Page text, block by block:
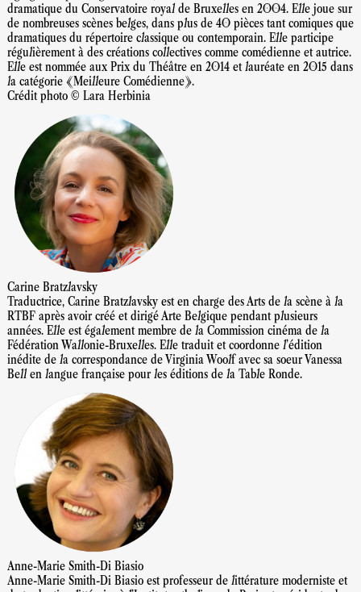
dramatique du Conservatoire royal de Bruxelles en 2004. Elle joue sur
de nombreuses scènes belges, dans plus de 40 pièces tant comiques que
dramatiques du répertoire classique ou contemporain. Elle participe
régulièrement à des créations collectives comme comédienne et autrice.
Elle est nommée aux Prix du Théâtre en 2014 et lauréate en 2015 dans
la catégorie «Meilleure Comédienne».
Crédit photo © Lara Herbinia
Carine Bratzlavsky
Traductrice, Carine Bratzlavsky est en charge des Arts de la scène à la
RTBF après avoir créé et dirigé Arte Belgique pendant plusieurs
années. Elle est également membre de la Commission cinéma de la
Fédération Wallonie-Bruxelles. Elle traduit et coordonne l’édition
inédite de la correspondance de Virginia Woolf avec sa soeur Vanessa
Bell en langue française pour les éditions de la Table Ronde.
Anne-Marie Smith-Di Biasio
Anne-Marie Smith-Di Biasio est professeur de littérature moderniste et